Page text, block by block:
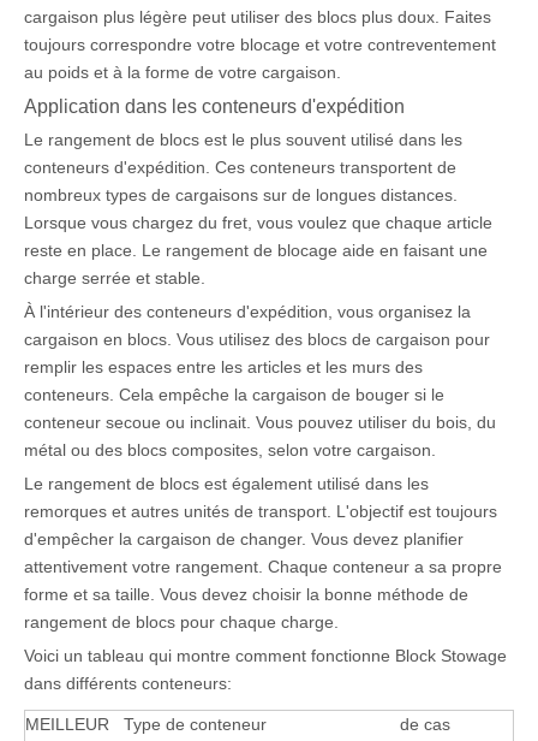
cargaison plus légère peut utiliser des blocs plus doux. Faites
toujours correspondre votre blocage et votre contreventement
au poids et à la forme de votre cargaison.
Application dans les conteneurs d'expédition
Le rangement de blocs est le plus souvent utilisé dans les
conteneurs d'expédition. Ces conteneurs transportent de
nombreux types de cargaisons sur de longues distances.
Lorsque vous chargez du fret, vous voulez que chaque article
reste en place. Le rangement de blocage aide en faisant une
charge serrée et stable.
À l'intérieur des conteneurs d'expédition, vous organisez la
cargaison en blocs. Vous utilisez des blocs de cargaison pour
remplir les espaces entre les articles et les murs des
conteneurs. Cela empêche la cargaison de bouger si le
conteneur secoue ou inclinait. Vous pouvez utiliser du bois, du
métal ou des blocs composites, selon votre cargaison.
Le rangement de blocs est également utilisé dans les
remorques et autres unités de transport. L'objectif est toujours
d'empêcher la cargaison de changer. Vous devez planifier
attentivement votre rangement. Chaque conteneur a sa propre
forme et sa taille. Vous devez choisir la bonne méthode de
rangement de blocs pour chaque charge.
Voici un tableau qui montre comment fonctionne Block Stowage
dans différents conteneurs:
MEILLEUR Type de conteneur de cas